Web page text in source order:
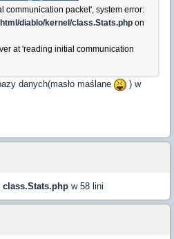
communication packet', system error:
diablo/kernel/class.Stats.php on
at 'reading initial communication
danych(masło maślane
) w
class.Stats.php w 58 lini